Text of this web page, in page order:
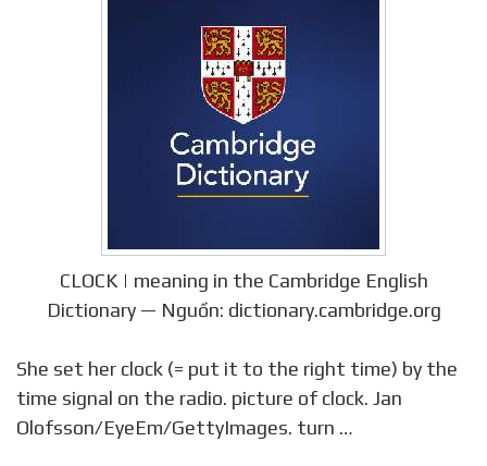
CLOCK | meaning in the Cambridge English
Dictionary — Nguồn: dictionary.cambridge.org
She set her clock (= put it to the right time) by the
time signal on the radio. picture of clock. Jan
Olofsson/EyeEm/GettyImages. turn …